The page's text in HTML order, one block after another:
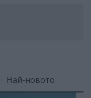
Най-новото